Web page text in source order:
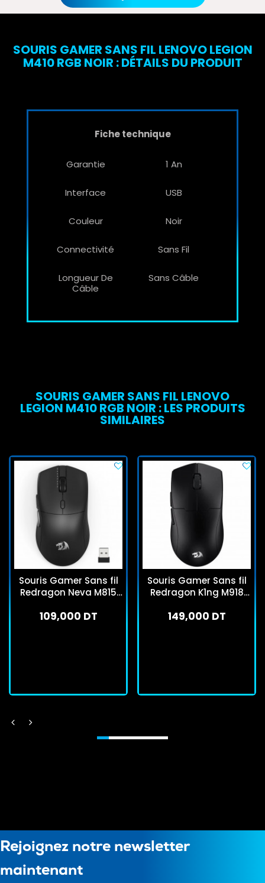
SOURIS GAMER SANS FIL LENOVO LEGION
M410 RGB NOIR : DÉTAILS DU PRODUIT
Fiche technique
Garantie 1 An
Interface USB
Couleur Noir
Connectivité Sans Fil
Longueur De
Câble
Sans Câble
SOURIS GAMER SANS FIL LENOVO
LEGION M410 RGB NOIR : LES PRODUITS
SIMILAIRES
Souris Gamer Sans fil
Redragon Neva M815
109,000 DT
Souris Gamer Sans fil
Redragon K1ng M918
149,000 DT
Rejoignez notre newsletter
maintenant